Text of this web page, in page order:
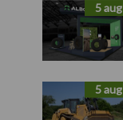
5 aug
5 aug